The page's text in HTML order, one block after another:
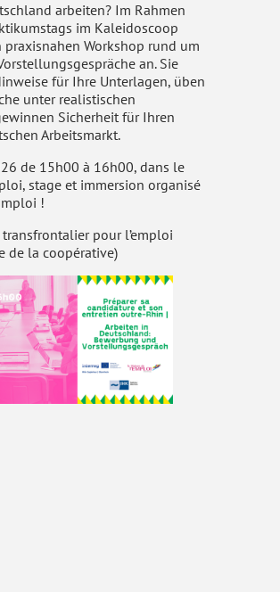
arbeiten? Im Rahmen
im Kaleidoscoop
Workshop rund um
an. Sie
für Ihre Unterlagen, üben
unter realistischen
Sicherheit für Ihren
Arbeitsmarkt.
de 15h00 à 16h00, dans le
stage et immersion organisé
!
pour l’emploi
de la coopérative)